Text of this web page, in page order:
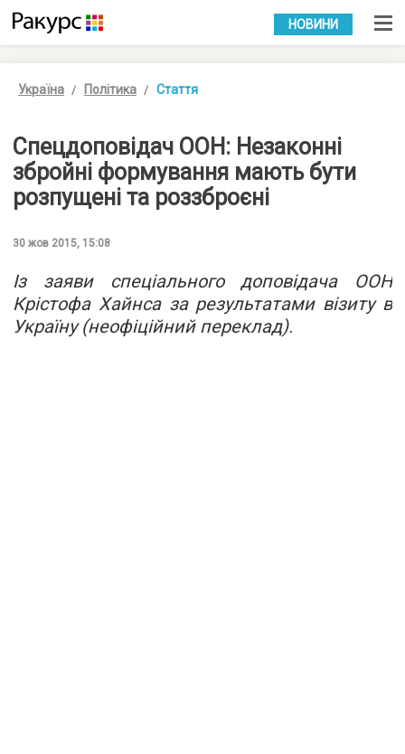
УКР РУС
НОВИНИ
Україна Політика Стаття
Спецдоповідач ООН: Незаконні
збройні формування мають бути
розпущені та роззброєні
30 жов 2015, 15:08
Із заяви спеціального доповідача ООН
Крістофа Хайнса за результатами візиту в
Україну (неофіційний переклад).